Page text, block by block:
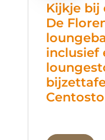
Kijkje bij
De
inclusief